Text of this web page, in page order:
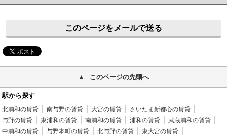
このページをメールで送る
このページの先頭へ
駅から探す
北浦和の賃貸 南与野の賃貸 大宮の賃貸
さいたま新都心の賃貸
与野の賃貸
東浦和の賃貸 南浦和の賃貸 浦和の賃貸
武蔵浦和の賃貸
中浦和の賃貸
与野本町の賃貸 北与野の賃貸
東大宮の賃貸